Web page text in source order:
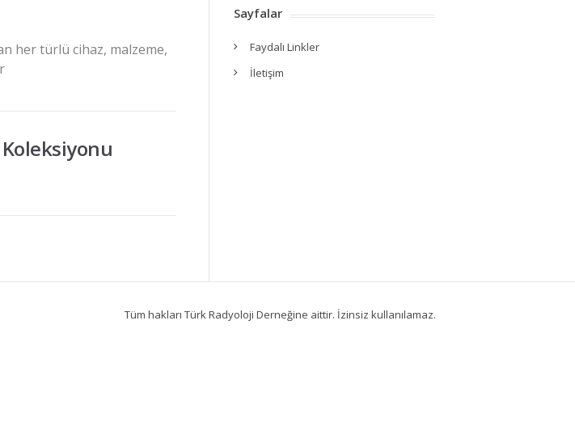
her türlü cihaz, malzeme,
Koleksiyonu
Sayfalar
Faydalı Linkler
İletişim
Tüm hakları Türk Radyoloji Derneğine aittir. İzinsiz kullanılamaz.